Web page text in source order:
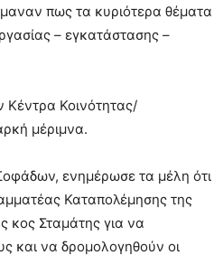
πως τα κυριότερα θέματα
– εγκατάστασης –
Κέντρα Κοινότητας/
μέριμνα.
ενημέρωσε τα μέλη ότι
Καταπολέμησης της
κος Σταμάτης για να
και να δρομολογηθούν οι